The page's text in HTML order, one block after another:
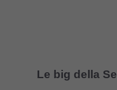
Le big della